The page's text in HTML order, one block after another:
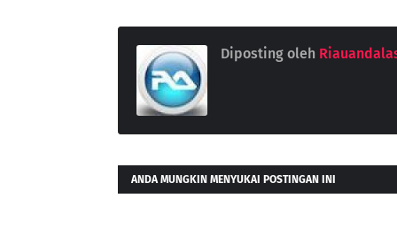
Diposting oleh
ANDA MUNGKIN MENYUKAI POSTINGAN INI